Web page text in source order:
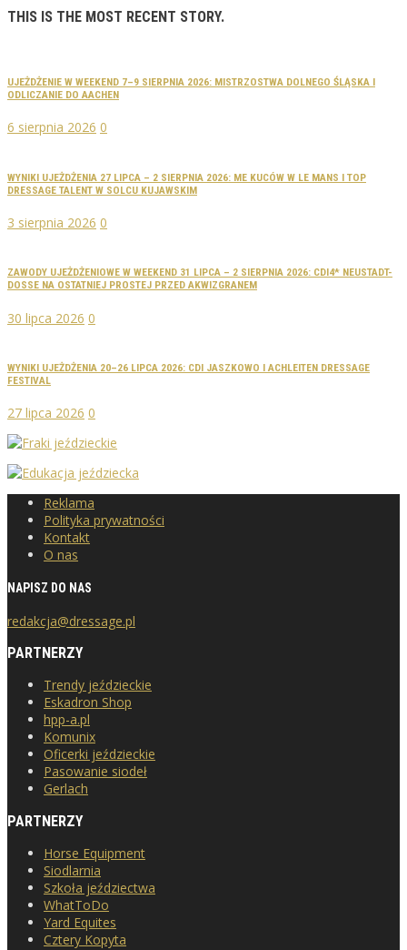
THIS IS THE MOST RECENT STORY.
UJEŻDŻENIE W WEEKEND 7–9 SIERPNIA 2026: MISTRZOSTWA DOLNEGO ŚLĄSKA I
ODLICZANIE DO AACHEN
6 sierpnia 2026 0
WYNIKI UJEŻDŻENIA 27 LIPCA – 2 SIERPNIA 2026: ME KUCÓW W LE MANS I TOP
DRESSAGE TALENT W SOLCU KUJAWSKIM
3 sierpnia 2026 0
ZAWODY UJEŻDŻENIOWE W WEEKEND 31 LIPCA – 2 SIERPNIA 2026: CDI4* NEUSTADT-
DOSSE NA OSTATNIEJ PROSTEJ PRZED AKWIZGRANEM
30 lipca 2026 0
WYNIKI UJEŻDŻENIA 20–26 LIPCA 2026: CDI JASZKOWO I ACHLEITEN DRESSAGE
FESTIVAL
27 lipca 2026 0
Reklama
Polityka prywatności
Kontakt
O nas
NAPISZ DO NAS
redakcja@dressage.pl
PARTNERZY
Trendy jeździeckie
Eskadron Shop
hpp-a.pl
Komunix
Oficerki jeździeckie
Pasowanie siodeł
Gerlach
PARTNERZY
Horse Equipment
Siodlarnia
Szkoła jeździectwa
WhatToDo
Yard Equites
Cztery Kopyta